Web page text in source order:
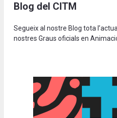
Blog del CITM
Segueix al nostre Blog tota
nostres Graus oficials en